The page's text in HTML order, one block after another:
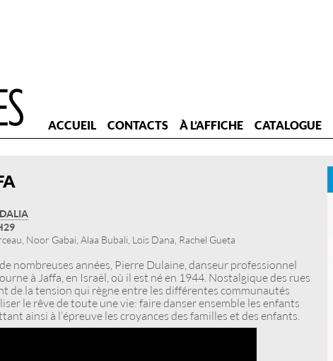
ACCUEIL CONTACTS À L’AFFICHE CATALOGUE
Noor Gabai, Alaa Bubali, Lois Dana, Rachel Gueta
nombreuses années, Pierre Dulaine, danseur professionnel
à Jaffa, en Israël, où il est né en 1944. Nostalgique des rues
de la tension qui règne entre les différentes communautés
le rêve de toute une vie : faire danser ensemble les enfants
ainsi à l’épreuve les croyances des familles et des enfants.